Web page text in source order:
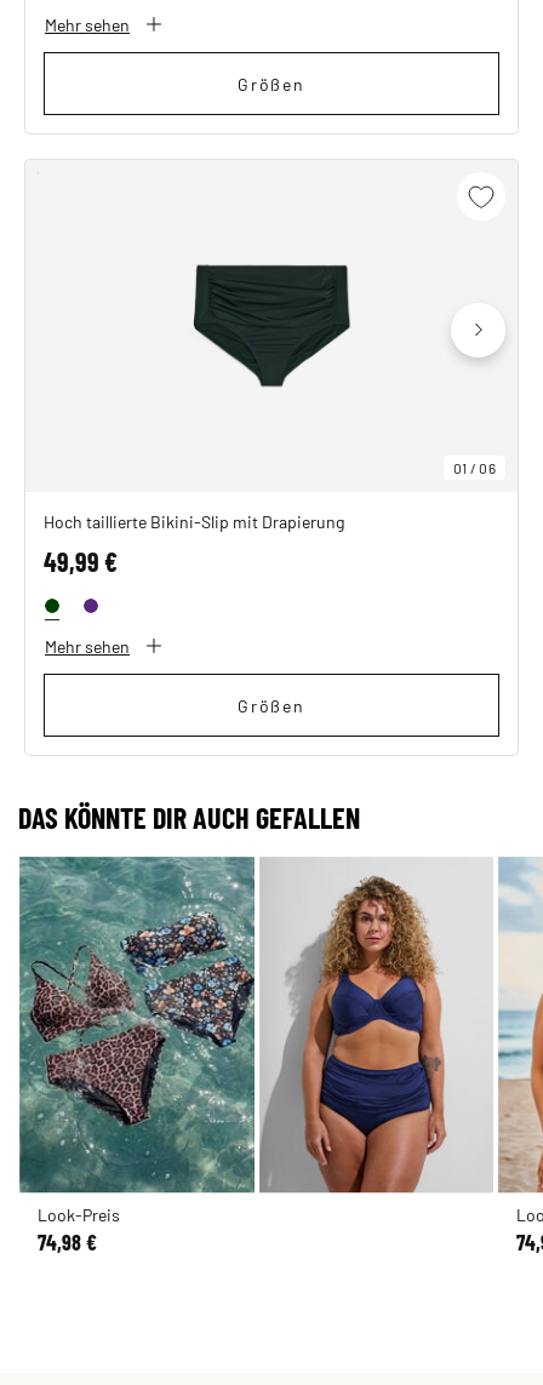
Mehr sehen
Größen
01 /06
Hoch taillierte Bikini-Slip mit Drapierung
49,99 €
Mehr sehen
Größen
DAS KÖNNTE DIR AUCH GEFALLEN
Look-Preis
74,98 €